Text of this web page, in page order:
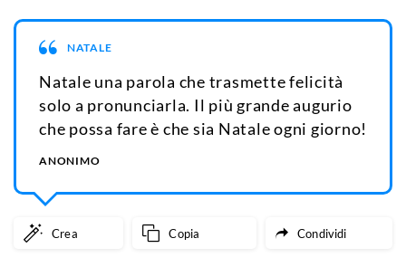
NATALE
Natale una parola che trasmette felicità
solo a pronunciarla. Il più grande augurio
che possa fare è che sia Natale ogni giorno!
ANONIMO
Crea Copia Condividi